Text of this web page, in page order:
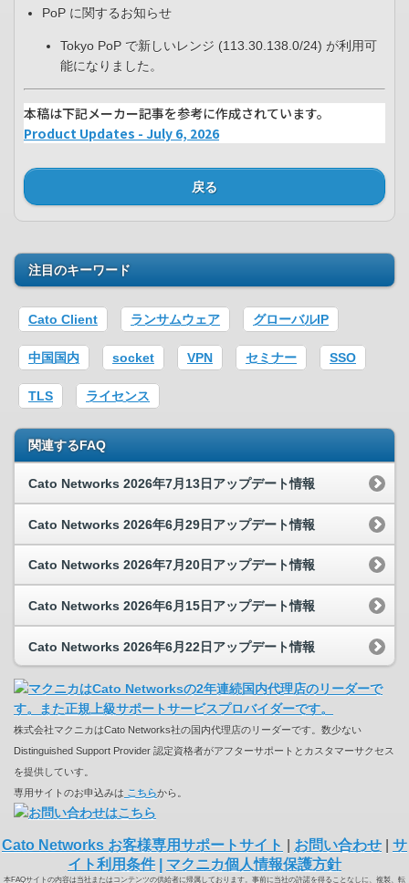
PoP に関するお知らせ
Tokyo PoP で新しいレンジ (113.30.138.0/24) が利用可
能になりました。​
本稿は下記メーカー記事を参考に作成されています。
Product Updates - July 6, 2026
戻る
注目のキーワード
Cato Client ランサムウェア グローバルIP
中国国内 socket VPN セミナー SSO
TLS ライセンス
関連するFAQ
Cato Networks 2026年7月13日アップデート情報
Cato Networks 2026年6月29日アップデート情報
Cato Networks 2026年7月20日アップデート情報
Cato Networks 2026年6月15日アップデート情報
Cato Networks 2026年6月22日アップデート情報
株式会社マクニカはCato Networks社の国内代理店のリーダーです。数少ない
Distinguished Support Provider 認定資格者がアフターサポートとカスタマーサクセス
を提供していす。
専用サイトのお申込みは こちらから。
Cato Networks お客様専用サポートサイト お問い合わせ
サ
イト利用条件| マクニカ個人情報保護方針
本FAQサイトの内容は当社またはコンテンツの供給者に帰属しております。事前に当社の許諾を得ることなしに、複製、転